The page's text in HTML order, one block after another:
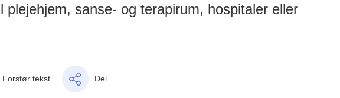
plejehjem, sanse- og terapirum, hospitaler eller
Forstør tekst Del